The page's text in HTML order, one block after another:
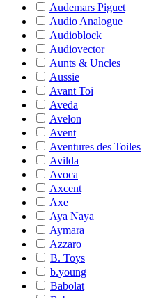
Audemars Piguet
Audio Analogue
Audioblock
Audiovector
Aunts & Uncles
Aussie
Avant Toi
Aveda
Avelon
Avent
Aventures des Toiles
Avilda
Avoca
Axcent
Axe
Aya Naya
Aymara
Azzaro
B. Toys
b.young
Babolat